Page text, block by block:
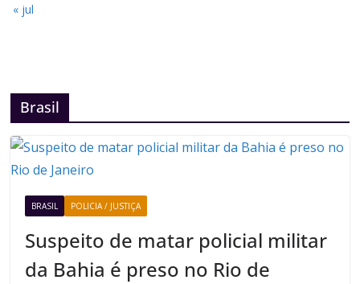
« jul
Brasil
BRASIL POLICIA / JUSTIÇA
Suspeito de matar policial militar
da Bahia é preso no Rio de